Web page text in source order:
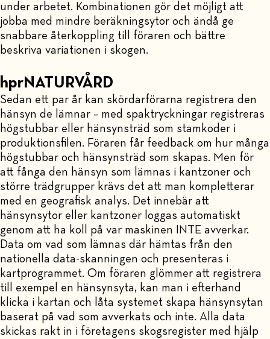
under arbetet. Kombinationen gör det möjligt att
jobba med mindre beräkningsytor och ändå ge
snabbare återkoppling till föraren och bättre
beskriva variationen i skogen.
hprNATURVÅRD
Sedan ett par år kan skördarförarna registrera den
hänsyn de lämnar – med spaktryckningar registreras
högstubbar eller hänsynsträd som stamkoder i
produktionsfilen. Föraren får feedback om hur många
högstubbar och hänsynsträd som skapas. Men för
att fånga den hänsyn som lämnas i kantzoner och
större trädgrupper krävs det att man kompletterar
med en geografisk analys. Det innebär att
hänsynsytor eller kantzoner loggas automatiskt
genom att ha koll på var maskinen INTE avverkar.
Data om vad som lämnas där hämtas från den
nationella data-skanningen och presenteras i
kartprogrammet. Om föraren glömmer att registrera
till exempel en hänsynsyta, kan man i efterhand
klicka i kartan och låta systemet skapa hänsynsytan
baserat på vad som avverkats och inte. Alla data
skickas rakt in i företagens skogsregister med hjälp